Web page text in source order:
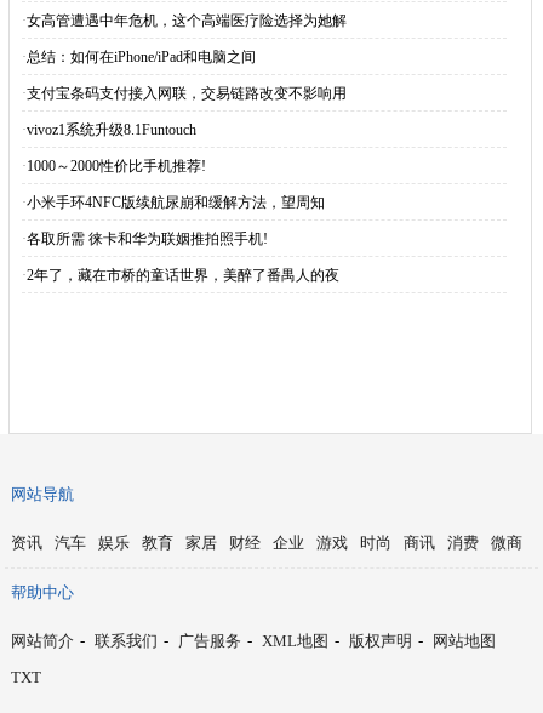
·女高管遭遇中年危机，这个高端医疗险选择为她解
·总结：如何在iPhone/iPad和电脑之间
·支付宝条码支付接入网联，交易链路改变不影响用
·vivoz1系统升级8.1Funtouch
·1000～2000性价比手机推荐!
·小米手环4NFC版续航尿崩和缓解方法，望周知
·各取所需 徕卡和华为联姻推拍照手机!
·2年了，藏在市桥的童话世界，美醉了番禺人的夜
网站导航
资讯 汽车 娱乐 教育 家居 财经 企业 游戏 时尚 商讯 消费 微商
帮助中心
网站简介 - 联系我们 - 广告服务 - XML地图 - 版权声明 -
网站地图
TXT